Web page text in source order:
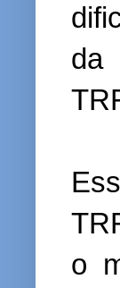
da
o